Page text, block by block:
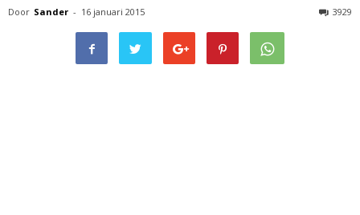
Door Sander - 16 januari 2015 3929